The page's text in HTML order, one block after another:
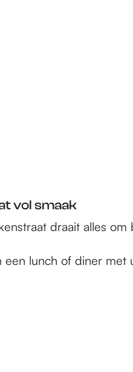
vol smaak
draait alles
een lunch of diner